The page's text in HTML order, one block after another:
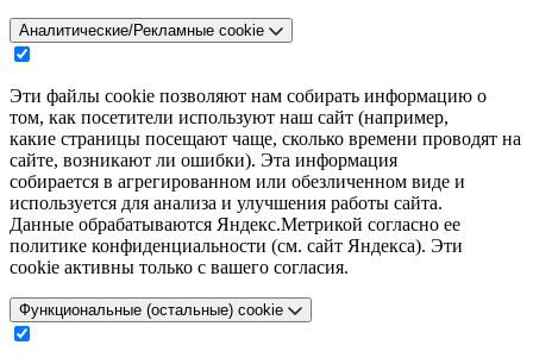
Аналитические/Рекламные cookie
Эти файлы cookie позволяют нам собирать информацию о
том, как посетители используют наш сайт (например,
какие страницы посещают чаще, сколько времени проводят на
сайте, возникают ли ошибки). Эта информация
собирается в агрегированном или обезличенном виде и
используется для анализа и улучшения работы сайта.
Данные обрабатываются Яндекс.Метрикой согласно ее
политике конфиденциальности (см. сайт Яндекса). Эти
cookie активны только с вашего согласия.
Функциональные (остальные) cookie